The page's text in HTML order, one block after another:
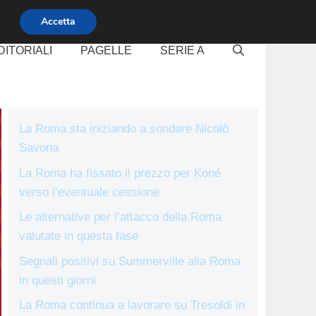
PAGELLE SERIE A
La Roma sta iniziando a sondare Nicolò
Savona
La Roma ha fissato il prezzo per Koné
verso l’eventuale cessione
Le alternative per l’attacco della Roma
valutate in questa fase
Segnali positivi su Summerville alla Roma
in questi giorni
La Roma continua a lavorare su Tresoldi in
Accetta